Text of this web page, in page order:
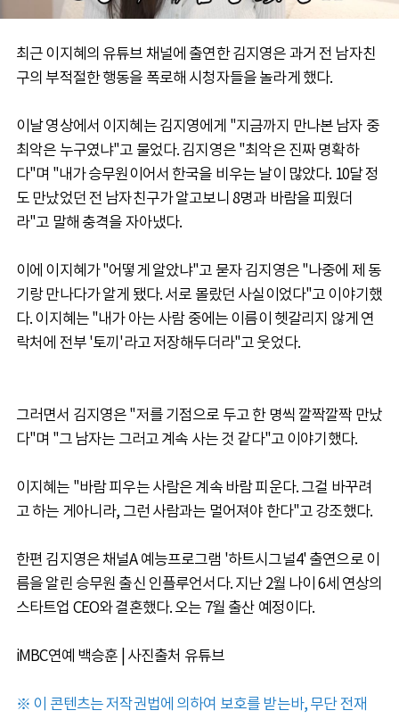
최근 이지혜의 유튜브 채널에 출연한 김지영은 과거 전 남자친
구의 부적절한 행동을 폭로해 시청자들을 놀라게 했다.
이날 영상에서 이지혜는 김지영에게 "지금까지 만나본 남자 중
최악은 누구였냐"고 물었다. 김지영은 "최악은 진짜 명확하
다"며 "내가 승무원이어서 한국을 비우는 날이 많았다. 10달 정
도 만났었던 전 남자친구가 알고보니 8명과 바람을 피웠더
라"고 말해 충격을 자아냈다.
이에 이지혜가 "어떻게 알았냐"고 묻자 김지영은 "나중에 제 동
기랑 만나다가 알게 됐다. 서로 몰랐던 사실이었다"고 이야기했
다. 이지혜는 "내가 아는 사람 중에는 이름이 헷갈리지 않게 연
락처에 전부 '토끼'라고 저장해두더라"고 웃었다.
그러면서 김지영은 "저를 기점으로 두고 한 명씩 깔짝깔짝 만났
다"며 "그 남자는 그러고 계속 사는 것 같다"고 이야기했다.
이지혜는 "바람 피우는 사람은 계속 바람 피운다. 그걸 바꾸려
고 하는 게아니라, 그런 사람과는 멀어져야 한다"고 강조했다.
한편 김지영은 채널A 예능프로그램 '하트시그널4' 출연으로 이
름을 알린 승무원 출신 인플루언서다. 지난 2월 나이 6세 연상의
스타트업 CEO와 결혼했다. 오는 7월 출산 예정이다.
iMBC연예 백승훈 | 사진출처 유튜브
※ 이 콘텐츠는 저작권법에 의하여 보호를 받는바, 무단 전재